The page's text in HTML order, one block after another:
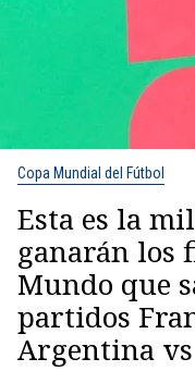
Copa Mundial del Fútbol
Esta es la
ganarán los
Mundo que
partidos
Argentina